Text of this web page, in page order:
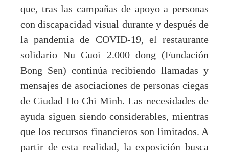
que, tras las campañas de apoyo a personas
con discapacidad visual durante y después de
la pandemia de COVID-19, el restaurante
solidario Nu Cuoi 2.000 dong (Fundación
Bong Sen) continúa recibiendo llamadas y
mensajes de asociaciones de personas ciegas
de Ciudad Ho Chi Minh. Las necesidades de
ayuda siguen siendo considerables, mientras
que los recursos financieros son limitados. A
partir de esta realidad, la exposición busca